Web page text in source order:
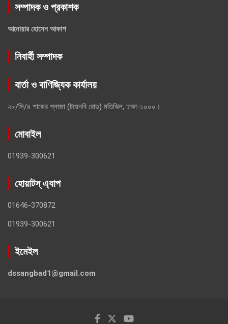
সম্পাদক ও প্রকাশক
আনোয়ার হোসেন আকাশ
নিবার্হী সম্পাদক
বার্তা ও বাণিজ্যিক কার্যালয়
২৮/সি/৪ শাকের প্লাজা (টয়েনবি রোড) মতিঝিল, ঢাকা-১০০০।
মোবাইল
01939-300621
হোয়াটস্ এ্যাপ
01646-370872
01939-300621
ইমেইল
dssangbad1@gmail.com